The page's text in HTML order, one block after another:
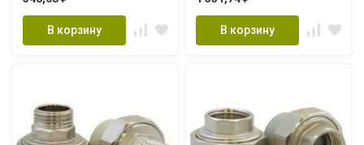
В корзину В корзину